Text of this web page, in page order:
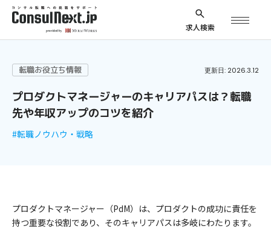
求人検索
転職お役立ち情報 更新日: 2026.3.12
プロダクトマネージャーのキャリアパスは？転職
先や年収アップのコツを紹介
#転職ノウハウ・戦略
プロダクトマネージャー（PdM）は、プロダクトの成功に責任を
持つ重要な役割であり、そのキャリアパスは多岐にわたります。